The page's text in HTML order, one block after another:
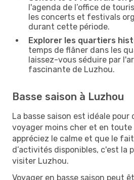
l'agenda de l’office de
les concerts et festivals
durant cette période.
Explorer les quartiers
temps de flâner dans les
laissez-vous séduire par
fascinante de Luzhou.
Basse saison à Luzhou
La basse saison est idéale
voyager moins cher et en
appréciez le calme et que le
d’activités disponibles, c'est la
visiter Luzhou.
Voyager en basse saison peut